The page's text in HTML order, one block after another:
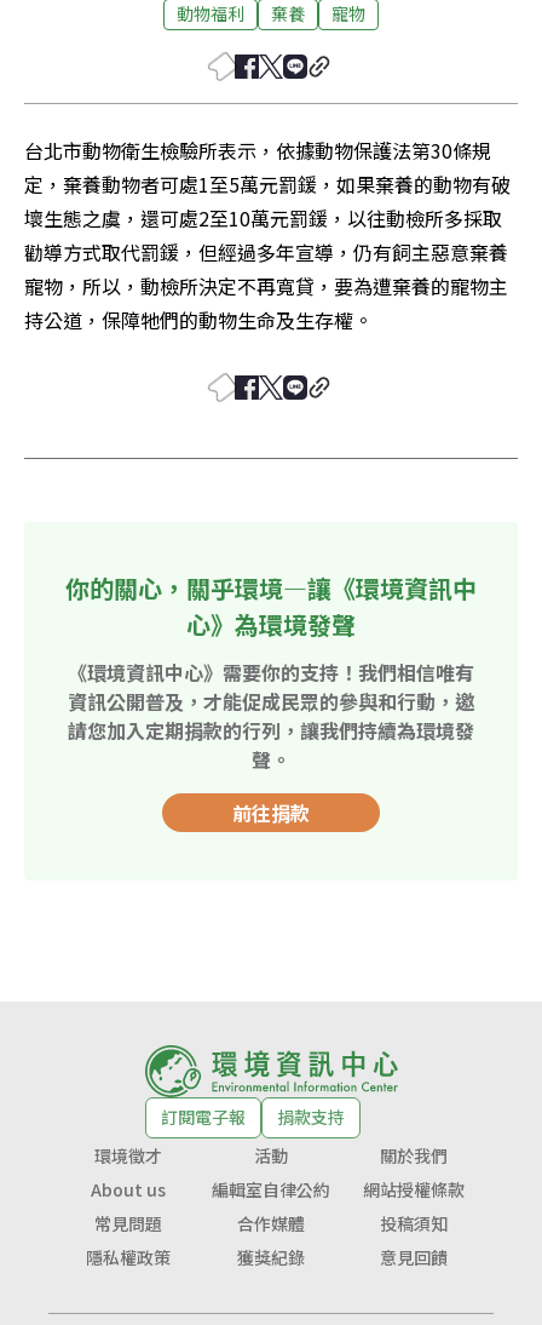
動物福利 棄養 寵物
台北市動物衛生檢驗所表示，依據動物保護法第30條規
定，棄養動物者可處1至5萬元罰鍰，如果棄養的動物有破
壞生態之虞，還可處2至10萬元罰鍰，以往動檢所多採取
勸導方式取代罰鍰，但經過多年宣導，仍有飼主惡意棄養
寵物，所以，動檢所決定不再寬貸，要為遭棄養的寵物主
持公道，保障牠們的動物生命及生存權。
你的關心，關乎環境—讓《環境資訊中
心》為環境發聲
《環境資訊中心》需要你的支持！我們相信唯有
資訊公開普及，才能促成民眾的參與和行動，邀
請您加入定期捐款的行列，讓我們持續為環境發
聲。
前往捐款
訂閱電子報
捐款支持
環境徵才
活動
關於我們
About us
編輯室自律公約
網站授權條款
常見問題
合作媒體
投稿須知
隱私權政策
獲獎紀錄 意見回饋